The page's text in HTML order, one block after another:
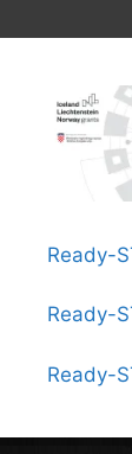
Ready-
Ready-
Ready-